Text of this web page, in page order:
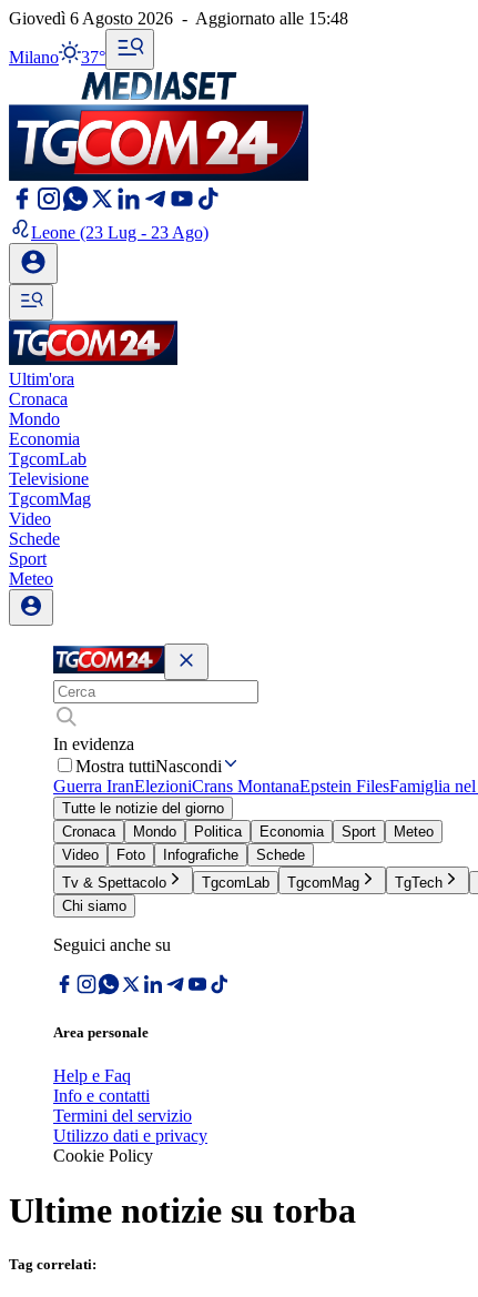
Giovedì 6 Agosto 2026 - Aggiornato alle 15:48
Milano 37°
Leone (23 Lug - 23 Ago)
Ultim'ora
Cronaca
Mondo
Economia
TgcomLab
Televisione
TgcomMag
Video
Schede
Sport
Meteo
In evidenza
Mostra tuttiNascondi
Guerra IranElezioniCrans MontanaEpstein FilesFamiglia
Tutte le notizie del giorno
Cronaca
Mondo Politica Economia Sport
Meteo
Video
Foto Infografiche
Schede
Tv & Spettacolo
TgcomLab TgcomMag TgTech
Chi siamo
Seguici anche su
Area personale
Help e Faq
Info e contatti
Termini del servizio
Utilizzo dati e privacy
Cookie Policy
Ultime notizie su torba
Tag correlati: